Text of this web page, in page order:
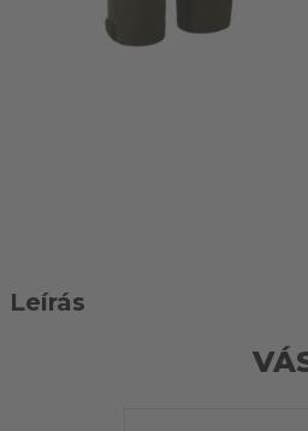
Leírás